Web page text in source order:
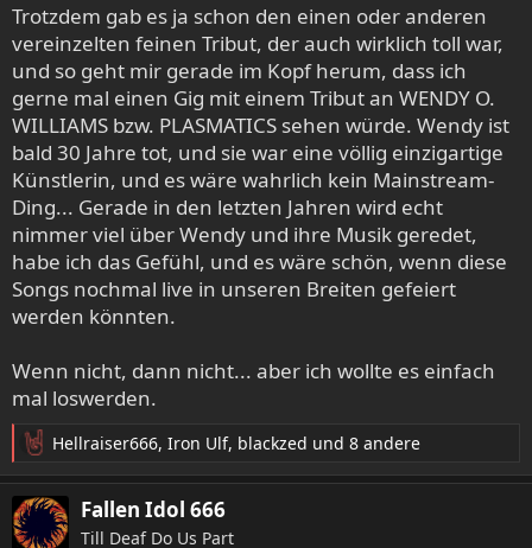
Trotzdem gab es ja schon den einen oder anderen
vereinzelten feinen Tribut, der auch wirklich toll war,
und so geht mir gerade im Kopf herum, dass ich
gerne mal einen Gig mit einem Tribut an WENDY O.
WILLIAMS bzw. PLASMATICS sehen würde. Wendy ist
bald 30 Jahre tot, und sie war eine völlig einzigartige
Künstlerin, und es wäre wahrlich kein Mainstream-
Ding... Gerade in den letzten Jahren wird echt
nimmer viel über Wendy und ihre Musik geredet,
habe ich das Gefühl, und es wäre schön, wenn diese
Songs nochmal live in unseren Breiten gefeiert
werden könnten.
Wenn nicht, dann nicht... aber ich wollte es einfach
mal loswerden.
R
e
a
k
t
Hellraiser666, Iron Ulf, blackzed und 8 andere
Fallen Idol 666
Till Deaf Do Us Part